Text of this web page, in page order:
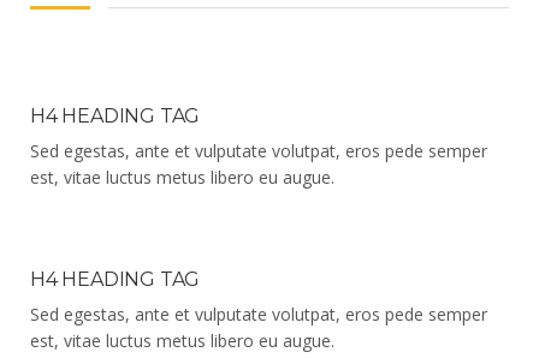
H4 HEADING TAG
Sed egestas, ante et vulputate volutpat, eros pede semper
est, vitae luctus metus libero eu augue.
H4 HEADING TAG
Sed egestas, ante et vulputate volutpat, eros pede semper
est, vitae luctus metus libero eu augue.